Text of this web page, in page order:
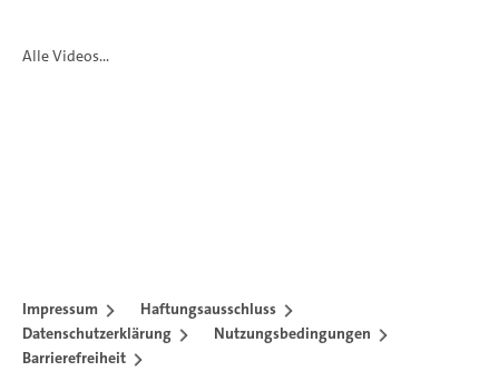
Alle Videos...
Impressum
Haftungsausschluss
Datenschutzerklärung
Nutzungsbedingungen
Barrierefreiheit